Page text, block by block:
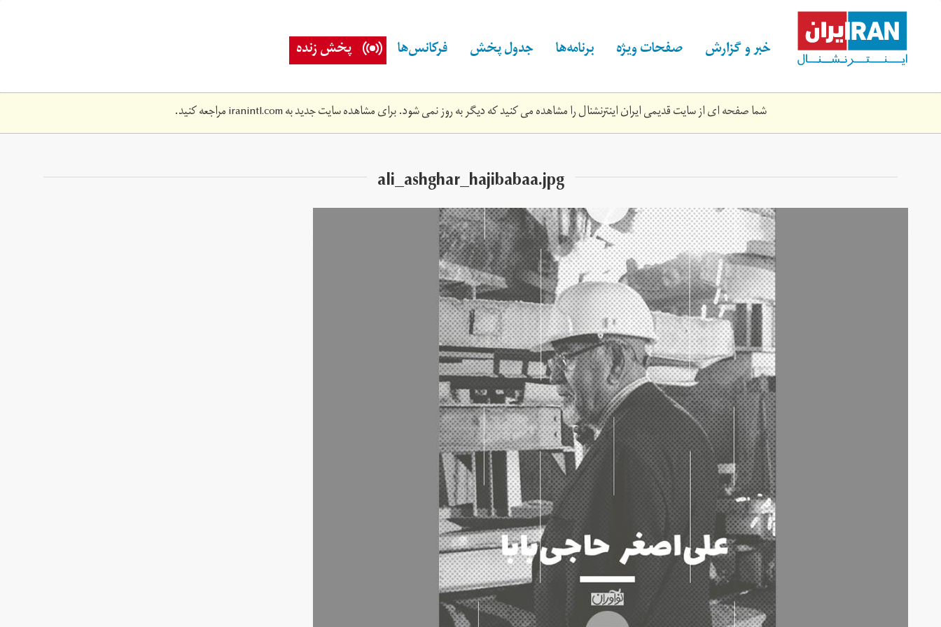
content خبر و گزارش صفحات ویژه برنامه‌ها جدول پخش فرکانس‌ها پخش زنده
شما صفحه ای از سایت قدیمی ایران اینترنشنال را مشاهده می کنید که دیگر به روز نمی شود. برای مشاهده سایت جدید بهiranintl.comمراجعه کنید.
ali_ashghar_hajibabaa.jpg